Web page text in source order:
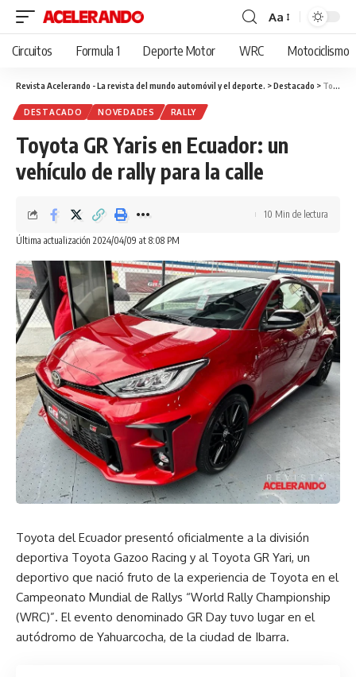
Cambiar
tamaño
fuente
Aa
Circuitos Formula 1 Deporte Motor WRC Motociclismo
Revista Acelerando - La revista del mundo automóvil y el deporte. >Destacado > Toyota GR Yaris en Ecuador: un vehículo de rally para la calle
DESTACADO NOVEDADES RALLY
Toyota GR Yaris en Ecuador: un
vehículo de rally para la calle
Última actualización 2024/04/09 at 8:08 PM
10 Min de lectura
Toyota del Ecuador presentó oficialmente a la división
deportiva Toyota Gazoo Racing y al Toyota GR Yari, un
deportivo que nació fruto de la experiencia de Toyota en el
Campeonato Mundial de Rallys “World Rally Championship
(WRC)”. El evento denominado GR Day tuvo lugar en el
autódromo de Yahuarcocha, de la ciudad de Ibarra.